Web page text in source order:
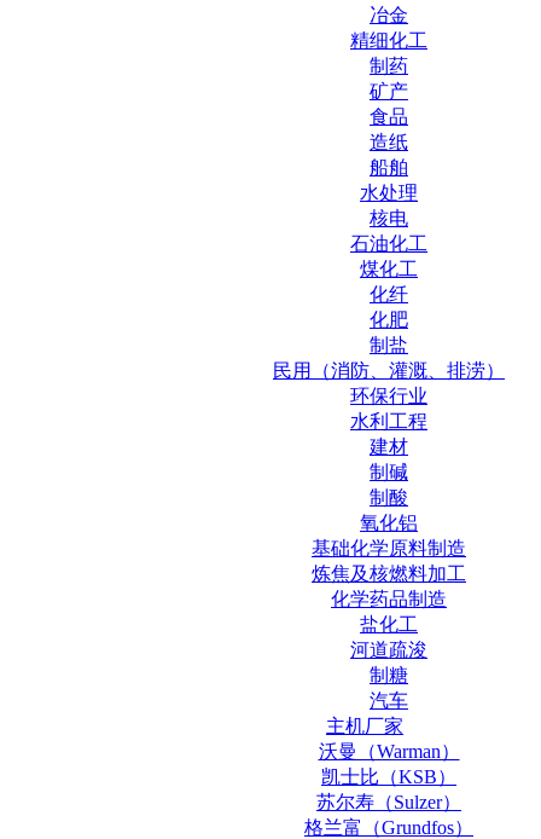
冶金
精细化工
制药
矿产
食品
造纸
船舶
水处理
核电
石油化工
煤化工
化纤
化肥
制盐
民用（消防、灌溉、排涝）
环保行业
水利工程
建材
制碱
制酸
氧化铝
基础化学原料制造
炼焦及核燃料加工
化学药品制造
盐化工
河道疏浚
制糖
汽车
主机厂家
沃曼（Warman）
凯士比（KSB）
苏尔寿（Sulzer）
格兰富（Grundfos）